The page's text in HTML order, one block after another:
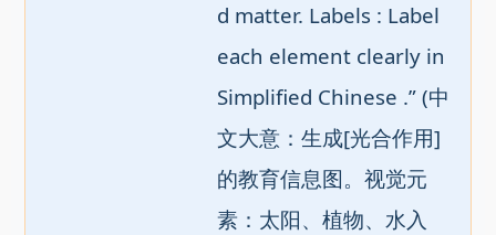
d matter. Labels : Label
each element clearly in
Simplified Chinese .” (中
文大意：生成[光合作用]
的教育信息图。视觉元
素：太阳、植物、水入